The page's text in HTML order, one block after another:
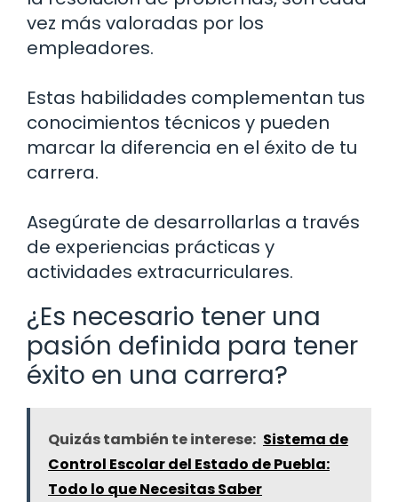
vez más valoradas por los
empleadores.
Estas habilidades complementan tus
conocimientos técnicos y pueden
marcar la diferencia en el éxito de tu
carrera.
Asegúrate de desarrollarlas a través
de experiencias prácticas y
actividades extracurriculares.
¿Es necesario tener una
pasión definida para tener
éxito en una carrera?
Quizás también te interese: Sistema de
Control Escolar del Estado de Puebla:
Todo lo que Necesitas Saber